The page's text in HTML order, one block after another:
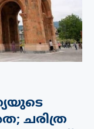
ചരിത്ര